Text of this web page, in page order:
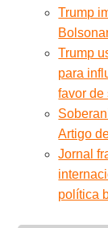
Trump
Trump
para
favor de
Artigo
Jornal
política